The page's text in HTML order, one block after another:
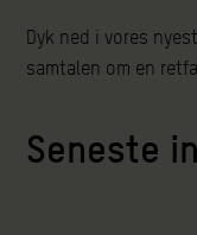
Dyk ned i vores
samtalen om en
Seneste